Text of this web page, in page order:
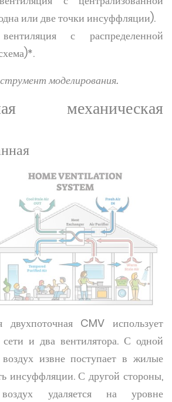
или две точки инсуффляции).
с распределенной
моделирования.
механическая
двухпоточная CMV использует
и два вентилятора. С одной
извне поступает в жилые
инсуффляции. С другой стороны,
воздух удаляется на уровне